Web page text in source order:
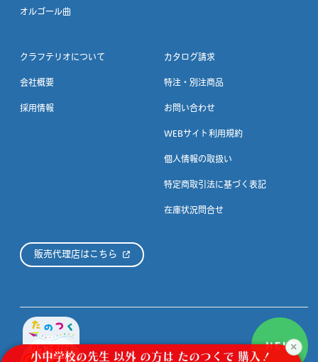
オルゴール曲
クラフテリオについて
会社概要
採用情報
カタログ請求
特注・別注商品
お問い合わせ
WEBサイト利用規約
個人情報の取扱い
特定商取引法に基づく表記
在庫状況問合せ
販売代理店はこちら
HELP
小中学校の先生 以外 の方は たのつくで 購入！
×